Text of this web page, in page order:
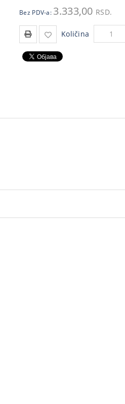
Bez PDV-a: 3.333,00 RSD.
Količina